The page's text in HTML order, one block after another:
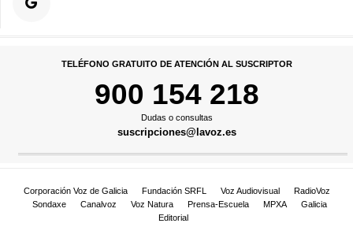
TELÉFONO GRATUITO DE ATENCIÓN AL SUSCRIPTOR
900 154 218
Dudas o consultas
suscripciones@lavoz.es
Corporación Voz de Galicia Fundación SRFL Voz Audiovisual
RadioVoz
Sondaxe
Canalvoz Voz Natura Prensa-Escuela MPXA
Galicia
Editorial